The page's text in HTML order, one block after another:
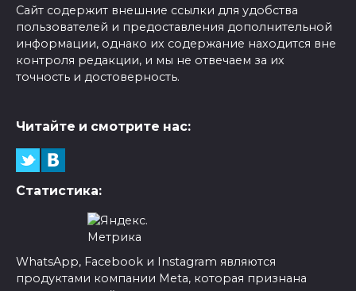
Сайт содержит внешние ссылки для удобства
пользователей и предоставления дополнительной
информации, однако их содержание находится вне
контроля редакции, и мы не отвечаем за их
точность и достоверность.
Читайте и смотрите нас:
Статистика:
WhatsApp, Facebook и Instagram являются
продуктами компании Meta, которая признана